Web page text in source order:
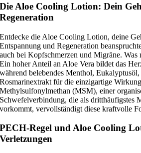
Die Aloe Cooling Lotion: Dein
Regeneration
Entdecke die Aloe Cooling Lotion, deine
Entspannung und Regeneration
auch bei Kopfschmerzen und Migräne. Was
Ein hoher Anteil an Aloe Vera bildet das
während belebendes Menthol,
Rosmarinextrakt für die einzigartige
Methylsulfonylmethan (MSM), einer
Schwefelverbindung, die als dritthäufigstes
vorkommt, vervollständigt diese kraftvolle
PECH-Regel und Aloe Cooling
Verletzungen